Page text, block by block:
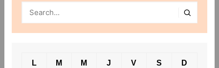
L M M J V S D